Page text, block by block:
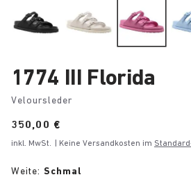
1774 III Florida
Veloursleder
Price:
350,00 €
inkl. MwSt. | Keine Versandkosten im
Weite: Schmal